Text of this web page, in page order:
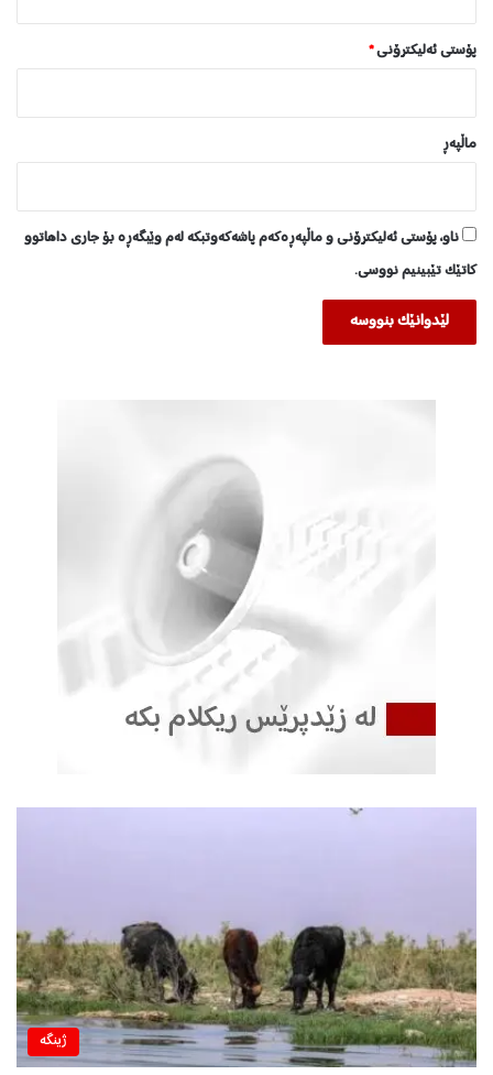
ە
پۆستی ئەلیکترۆنی*
ماڵپه‌ڕ
ناو، پۆستی ئەلیکترۆنی و ماڵپەڕەکەم پاشەکەوتبکە لەم وێبگەڕە بۆ جاری داهاتوو
کاتێک تێبینیم نووسی.
ژینگه‌